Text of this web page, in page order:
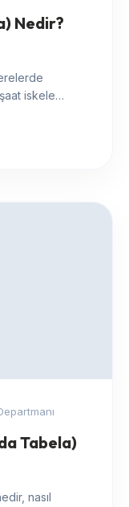
Nedir?
iskele
Tabela)
nasıl